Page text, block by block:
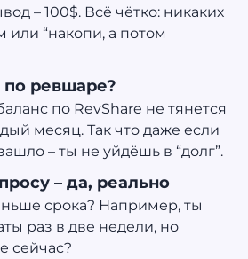
– 100$. Всё чётко: никаких
“накопи, а потом
ревшаре?
по RevShare не тянется
месяц. Так что даже если
– ты не уйдёшь в “долг”.
– да, реально
срока? Например, ты
раз в две недели, но
сейчас?